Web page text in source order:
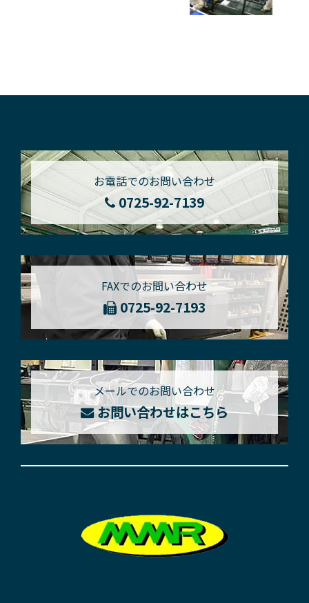
お電話でのお問い合わせ
0725-92-7139
FAXでのお問い合わせ
0725-92-7193
メールでのお問い合わせ
お問い合わせはこちら